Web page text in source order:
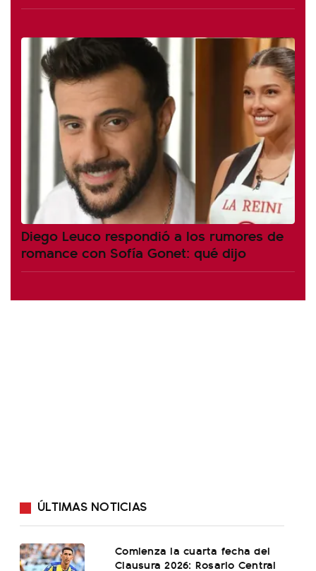
Diego Leuco respondió a los rumores de
romance con Sofía Gonet: qué dijo
ÚLTIMAS NOTICIAS
Comienza la cuarta fecha del
Clausura 2026: Rosario Central